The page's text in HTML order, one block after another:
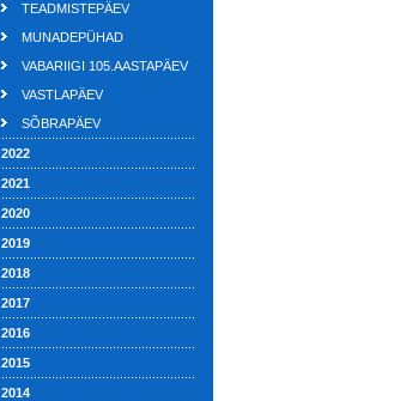
TEADMISTEPÄEV
MUNADEPÜHAD
VABARIIGI 105.AASTAPÄEV
VASTLAPÄEV
SÕBRAPÄEV
2022
2021
2020
2019
2018
2017
2016
2015
2014